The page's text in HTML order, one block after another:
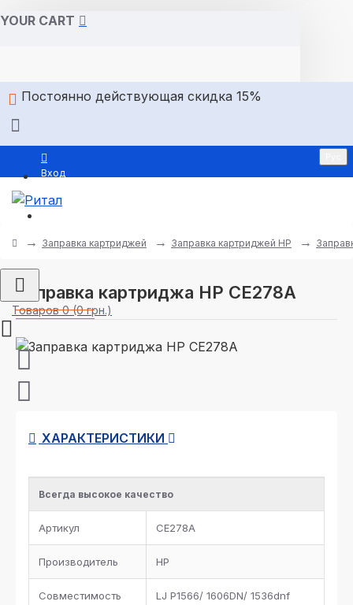
YOUR CART
Постоянно действующая скидка 15%
Вход
Товаров 0 (0 грн.)
Заправка картриджей Заправка картриджей HP
Заправка картриджа HP CE278A
ХАРАКТЕРИСТИКИ
Всегда высокое качество
Артикул CE278A
Производитель HP
Совместимость LJ P1566/ 1606DN/ 1536dnf